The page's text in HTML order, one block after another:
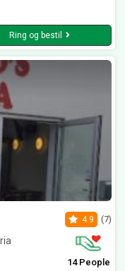
Ring og bestil
4.9 (7)
14 People